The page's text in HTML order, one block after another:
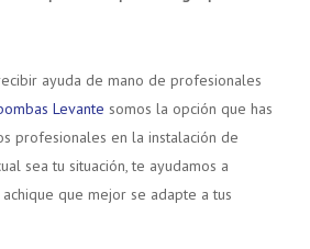
ayuda de mano de profesionales
Levante somos la opción que has
profesionales en la instalación de
sea tu situación, te ayudamos a
que mejor se adapte a tus